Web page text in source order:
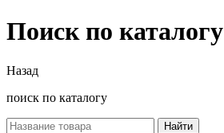
Поиск по каталогу
Назад
поиск по каталогу
Найти